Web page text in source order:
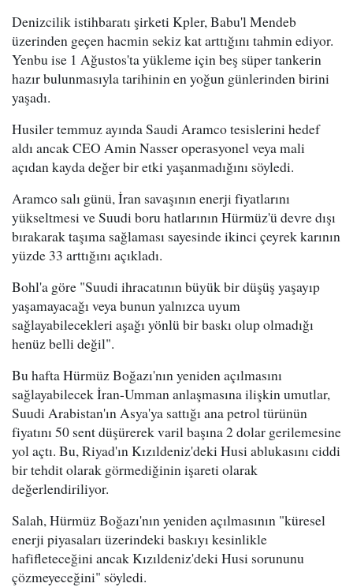
Denizcilik istihbaratı şirketi Kpler, Babu'l Mendeb
üzerinden geçen hacmin sekiz kat arttığını tahmin ediyor.
Yenbu ise 1 Ağustos'ta yükleme için beş süper tankerin
hazır bulunmasıyla tarihinin en yoğun günlerinden birini
yaşadı.
Husiler temmuz ayında Saudi Aramco tesislerini hedef
aldı ancak CEO Amin Nasser operasyonel veya mali
açıdan kayda değer bir etki yaşanmadığını söyledi.
Aramco salı günü, İran savaşının enerji fiyatlarını
yükseltmesi ve Suudi boru hatlarının Hürmüz'ü devre dışı
bırakarak taşıma sağlaması sayesinde ikinci çeyrek karının
yüzde 33 arttığını açıkladı.
Bohl'a göre "Suudi ihracatının büyük bir düşüş yaşayıp
yaşamayacağı veya bunun yalnızca uyum
sağlayabilecekleri aşağı yönlü bir baskı olup olmadığı
henüz belli değil".
Bu hafta Hürmüz Boğazı'nın yeniden açılmasını
sağlayabilecek İran-Umman anlaşmasına ilişkin umutlar,
Suudi Arabistan'ın Asya'ya sattığı ana petrol türünün
fiyatını 50 sent düşürerek varil başına 2 dolar gerilemesine
yol açtı. Bu, Riyad'ın Kızıldeniz'deki Husi ablukasını ciddi
bir tehdit olarak görmediğinin işareti olarak
değerlendiriliyor.
Salah, Hürmüz Boğazı'nın yeniden açılmasının "küresel
enerji piyasaları üzerindeki baskıyı kesinlikle
hafifleteceğini ancak Kızıldeniz'deki Husi sorununu
çözmeyeceğini" söyledi.